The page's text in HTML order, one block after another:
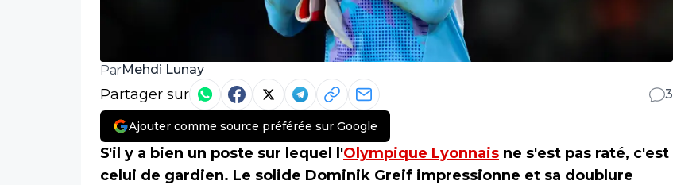
ParMehdi Lunay
Partager sur 3
Ajouter comme source préférée sur Google
S'il y a bien un poste sur lequel l'Olympique Lyonnais ne s'est pas raté, c'est
celui de gardien. Le solide Dominik Greif impressionne et sa doublure